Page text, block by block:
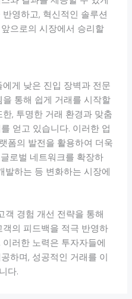
영하고, 혁신적인 솔루션
으로의 시장에서 승리할
게 낮은 진입 장벽과 전문
통해 쉽게 거래를 시작할
, 투명한 거래 환경과 맞춤
얻고 있습니다. 이러한 업
폼의 발전을 활용하여 더욱
로벌 네트워크를 확장하
발하는 등 변화하는 시장에
객 경험 개선 전략을 통해
의 피드백을 적극 반영하
러한 노력은 투자자들에
하며, 성공적인 거래를 이
다.